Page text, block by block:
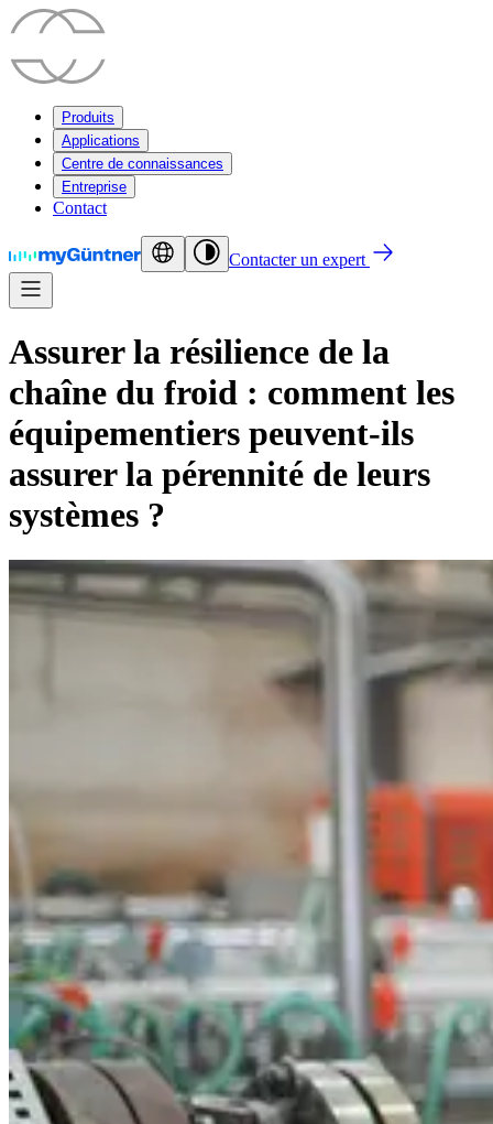
Produits
Applications
Centre de connaissances
Entreprise
Contact
Contacter un expert
Assurer la résilience de la
chaîne du froid : comment les
équipementiers peuvent-ils
assurer la pérennité de leurs
systèmes ?